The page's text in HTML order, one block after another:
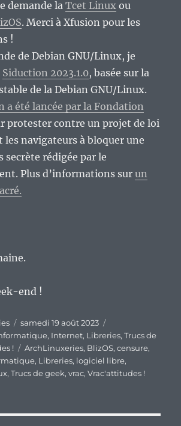
demande laTcet Linux ou
. Merci à Xfusion pour les
!
de Debian GNU/Linux, je
Siduction 2023.1.0, basée sur la
de la Debian GNU/Linux.
a été lancée par la Fondation
protester contre un projet de loi
les navigateurs à bloquer une
secrète rédigée par le
Plus d’informations surun
end !
Publié
le
samedi 19 août 2023
, Internet, Libreries,Trucs de
! Étiquettes
ArchLinuxeries, BlizOS,censure,
, Libreries, logiciel libre,
,Trucs de geek,vrac,Vrac'attitudes !